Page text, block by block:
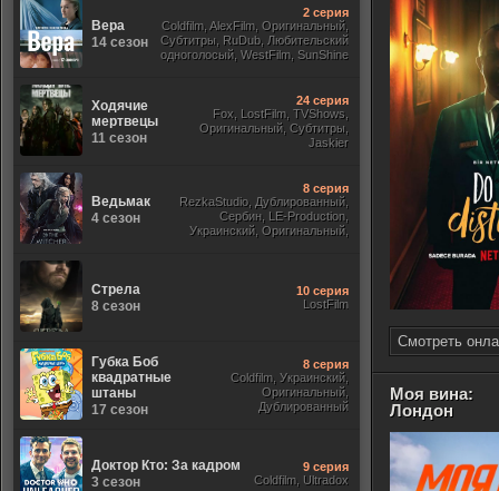
Смотреть
Моя вина:
Лондон
Вера
14 сезон
2 серия
Coldfilm, AlexFilm, Оригинальный,
Субтитры, RuDub, Любительский
одноголосый, WestFilm, SunShine
Ходячие
мертвецы
11 сезон
24 серия
Fox, LostFilm, TVShows,
Оригинальный, Субтитры,
Jaskier
Ведьмак
4 сезон
8 серия
RezkaStudio, Дублированный,
Сербин, LE-Production,
Украинский, Оригинальный,
Стрела
8 сезон
10 серия
LostFilm
Губка Боб
квадратные
штаны
17 сезон
8 серия
Coldfilm, Украинский,
Оригинальный,
Дублированный
Доктор Кто: За кадром
3 сезон
9 серия
Coldfilm, Ultradox